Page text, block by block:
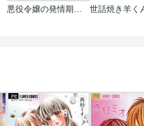
悪役令嬢の発情期【タテヨミ】【フルカラー】